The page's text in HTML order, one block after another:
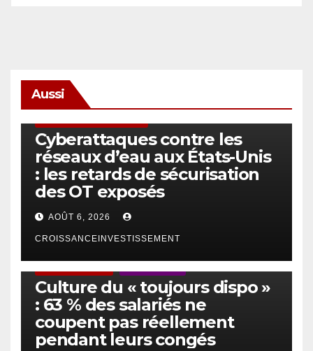
Aussi
Cyberattaques contre les
réseaux d’eau aux États-Unis
: les retards de sécurisation
des OT exposés
AOÛT 6, 2026
CROISSANCEINVESTISSEMENT
Culture du « toujours dispo »
: 63 % des salariés ne
coupent pas réellement
pendant leurs congés